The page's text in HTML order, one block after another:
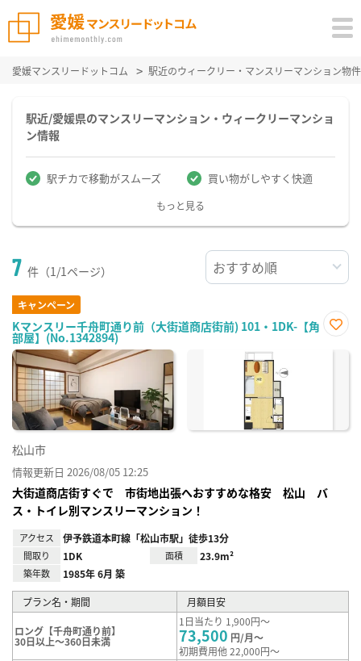
愛媛マンスリードットコム 駅近のウィークリー・マンスリーマンション物
駅近/愛媛県のマンスリーマンション・ウィークリーマンショ
ン情報
駅チカで移動がスムーズ 買い物がしやすく快適
もっと見る
7 件（1/1ページ）
キャンペーン
Kマンスリー千舟町通り前（大街道商店街前) 101・1DK-【角
部屋】(No.1342894)
に入
松山市
情報更新日 2026/08/05 12:25
大街道商店街すぐで 市街地出張へおすすめな格安 松山 バ
ス・トイレ別マンスリーマンション！
アクセス 伊予鉄道本町線「松山市駅」徒歩13分
間取り 1DK 面積 23.9m²
築年数 1985年 6月 築
プラン名・期間 月額目安
ロング【千舟町通り前】
30日以上～360日未満
1日当たり 1,900円～
73,500 円/月～
初期費用他 22,000円～